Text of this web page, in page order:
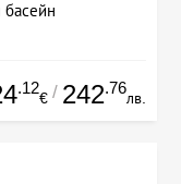
басейн
.12
€ / 242.76
лв.